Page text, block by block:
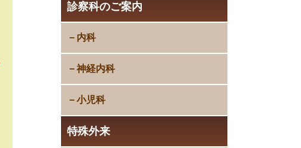
診察科のご案内
内科
神経内科
小児科
特殊外来